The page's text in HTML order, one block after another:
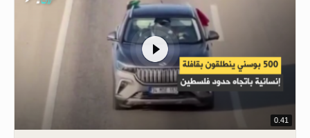
0.41